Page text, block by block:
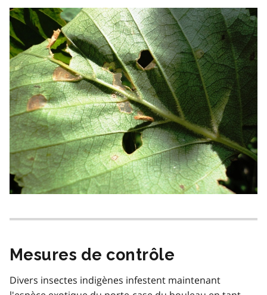
Mesures de contrôle
Divers insectes indigènes infestent maintenant